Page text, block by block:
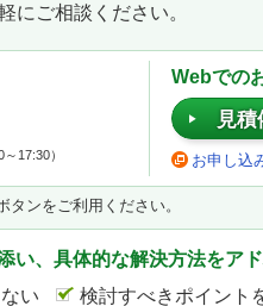
にご相談ください。
17:30）
Webでの
見
お申し込
ンをご利用ください。
い、具体的な解決方法をア
い
検討すべきポイント